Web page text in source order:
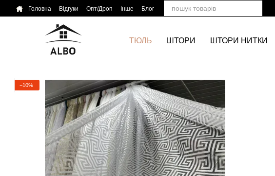
Перейти до основного контенту
Головна Відгуки Опт/Дроп Інше Блог
ТЮЛЬ ШТОРИ ШТОРИ НИТКИ
−10%